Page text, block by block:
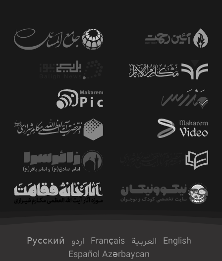
English العربـیة Français اردو
Русский
Azərbaycan
Español